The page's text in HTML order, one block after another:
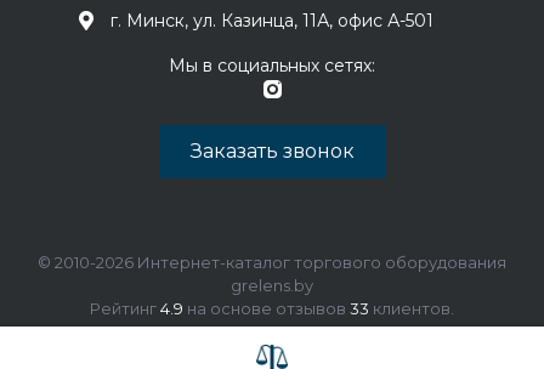
г. Минск, ул. Казинца, 11А, офис А-501
Мы в социальных сетях:
Заказать звонок
© 2010-2026 Интернет-каталог торгового оборудования
grelens.by
Рейтинг4.9 на основе отзывов 33 клиентов.